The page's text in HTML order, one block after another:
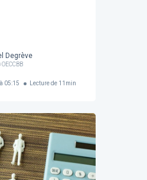
Degrève
05:15 Lecture de 11 min